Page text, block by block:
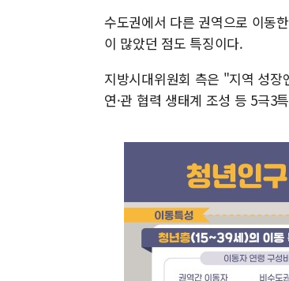
수도권에서 다른 권역으로 이동
이 많았던 점도 특징이다.
지방시대위원회 측은 "지역 성장
연·관 협력 생태계 조성 등 5극3